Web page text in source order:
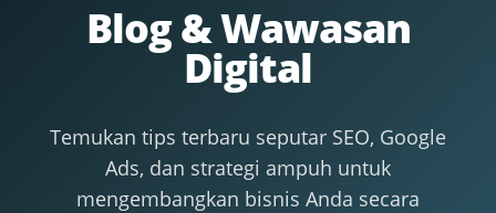
Blog & Wawasan
Digital
Temukan tips terbaru seputar SEO, Google
Ads, dan strategi ampuh untuk
mengembangkan bisnis Anda secara